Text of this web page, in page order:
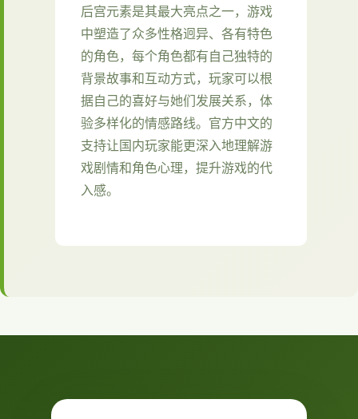
后宫元素是其最大亮点之一，游戏
中塑造了众多性格迥异、各有特色
的角色，每个角色都有自己独特的
背景故事和互动方式，玩家可以根
据自己的喜好与她们发展关系，体
验多样化的情感路线。官方中文的
支持让国内玩家能更深入地理解游
戏剧情和角色心理，提升游戏的代
入感。